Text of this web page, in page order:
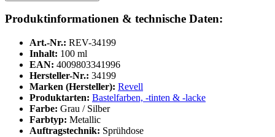
Produktinformationen & technische Daten:
Art.-Nr.: REV-34199
Inhalt: 100 ml
EAN: 4009803341996
Hersteller-Nr.: 34199
Marken (Hersteller): Revell
Produktarten: Bastelfarben, -tinten & -lacke
Farbe: Grau / Silber
Farbtyp: Metallic
Auftragstechnik: Sprühdose